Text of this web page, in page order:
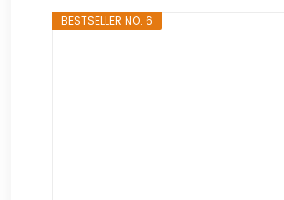
BESTSELLER NO. 6